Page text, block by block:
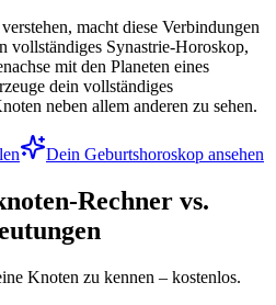
macht diese Verbindungen
vollständiges Synastrie-Horoskop,
mit den Planeten eines
dein vollständiges
neben allem anderen zu sehen.
Dein Geburtshoroskop ansehen
Rechner vs.
Knoten zu kennen – kostenlos.